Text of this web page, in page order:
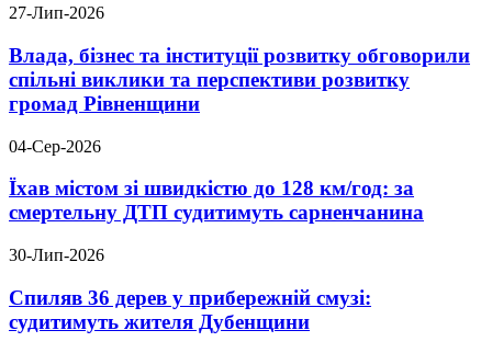
27-Лип-2026
Влада, бізнес та інституції розвитку обговорили
спільні виклики та перспективи розвитку
громад Рівненщини
04-Сер-2026
Їхав містом зі швидкістю до 128 км/год: за
смертельну ДТП судитимуть сарненчанина
30-Лип-2026
Спиляв 36 дерев у прибережній смузі:
судитимуть жителя Дубенщини